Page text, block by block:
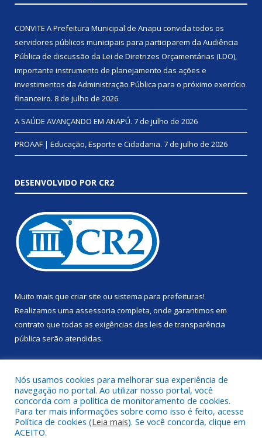
CONVITE A Prefeitura Municipal de Anapu convida todos os
servidores públicos municipais para participarem da Audiência
Pública de discussão da Lei de Diretrizes Orçamentárias (LDO),
importante instrumento de planejamento das ações e
investimentos da Administração Pública para o próximo exercício
financeiro. 8 de julho de 2026
A SAÚDE AVANÇANDO EM ANAPÚ. 7 de julho de 2026
PROAAF | Educação, Esporte e Cidadania. 7 de julho de 2026
DESENVOLVIDO POR CR2
Muito mais que criar site ou sistema para prefeituras!
Realizamos uma assessoria completa, onde garantimos em
contrato que todas as exigências das leis de transparência
pública serão atendidas.
Todos os direitos reservados a Prefeitura Municipal de Anapu.
Nós usamos cookies para melhorar sua experiência de
navegação no portal. Ao utilizar nosso portal, você
concorda com a política de monitoramento de cookies.
Para ter mais informações sobre como isso é feito, acesse
Política de cookies (Leia mais). Se você concorda, clique em
ACEITO.